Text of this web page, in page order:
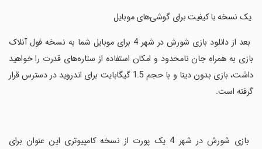
‏ یک نسخه با کیفیت برای گوشی‌های موبایل
‏ بعد از دانلود بازی شورش در شهر 4 برای موبایل شما به نسخه فول آنلاک
بازی به همراه جان نامحدود و امکان استفاده از ستاره‌های قدرت را خواهید
داشت، بازی بدون دیتا و با حجم 1.5 گیگابایت برای اندروید در دسترس قرار
گرفته است.
‏ بازی شورش در شهر 4 یک پورت از نسخه کامپیوتری این عنوان برای